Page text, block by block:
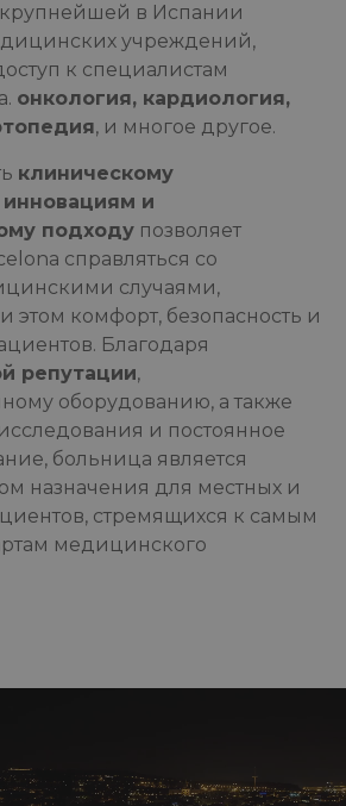
крупнейшей в Испании
учреждений,
к специалистам
онкология, кардиология,
, и многое другое.
клиническому
и
подходу позволяет
справляться со
случаями,
этом комфорт, безопасность и
Благодаря
репутации,
оборудованию, а также
и постоянное
больница является
назначения для местных и
стремящихся к самым
медицинского